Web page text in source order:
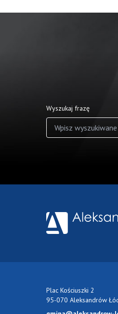
Wyszukaj frazę
Plac Kościuszki 2
95-070 Aleksandrów